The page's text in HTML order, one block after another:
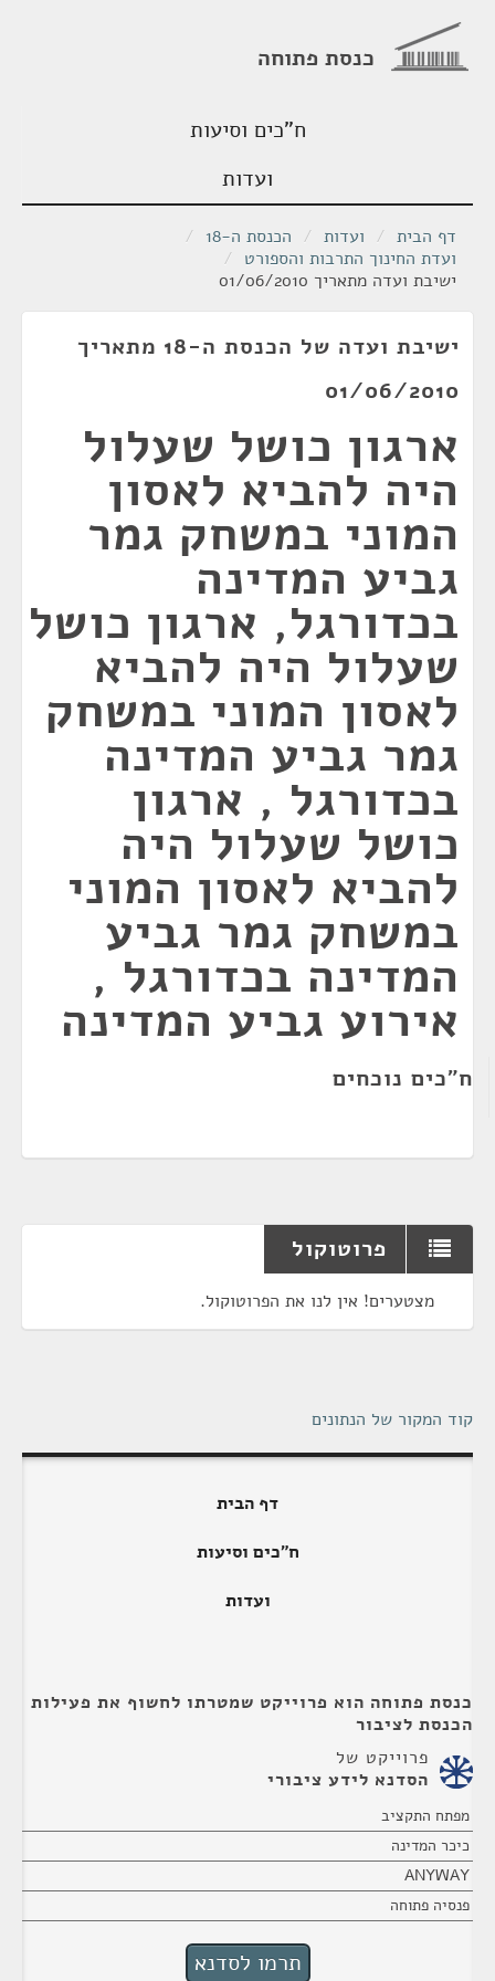
כנסת פתוחה
ח"כים וסיעות
ועדות
דף הבית / ועדות / הכנסת ה-18
/
ועדת החינוך התרבות והספורט /
ישיבת ועדה מתאריך 01/06/2010
ישיבת ועדה של הכנסת ה-18 מתאריך
01/06/2010
ארגון כושל שעלול
היה להביא לאסון
המוני במשחק גמר
גביע המדינה
בכדורגל, ארגון כושל
שעלול היה להביא
לאסון המוני במשחק
גמר גביע המדינה
בכדורגל , ארגון
כושל שעלול היה
להביא לאסון המוני
במשחק גמר גביע
המדינה בכדורגל ,
אירוע גביע המדינה
ח"כים נוכחים
פרוטוקול
מצטערים! אין לנו את הפרוטוקול.
קוד המקור של הנתונים
דף הבית
ח"כים וסיעות
ועדות
כנסת פתוחה הוא פרוייקט שמטרתו לחשוף את פעילות
הכנסת לציבור
פרוייקט של
הסדנא לידע ציבורי
מפתח התקציב
כיכר המדינה
ANYWAY
פנסיה פתוחה